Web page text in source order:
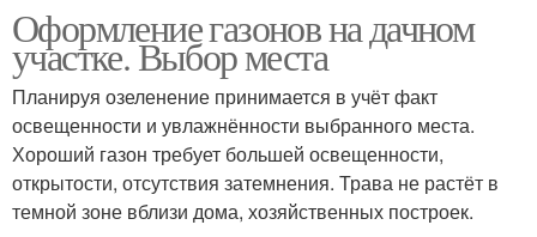
Оформление газонов на дачном
участке. Выбор места
Планируя озеленение принимается в учёт факт
освещенности и увлажнённости выбранного места.
Хороший газон требует большей освещенности,
открытости, отсутствия затемнения. Трава не растёт в
темной зоне вблизи дома, хозяйственных построек.